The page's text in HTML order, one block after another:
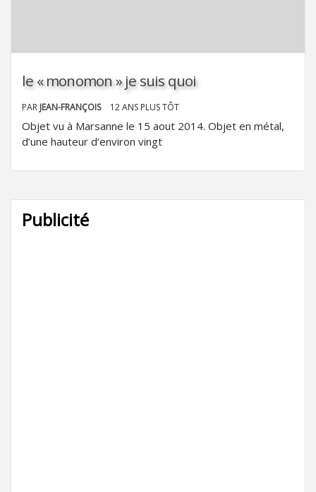
le « monomon » je suis quoi
PAR JEAN-FRANÇOIS 12 ANS PLUS TÔT
Objet vu à Marsanne le 15 aout 2014. Objet en métal,
d’une hauteur d’environ vingt
Publicité